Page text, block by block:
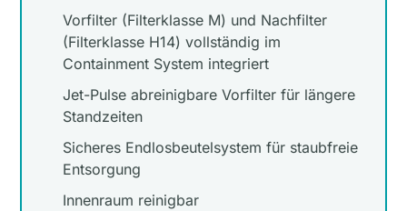
Vorfilter (Filterklasse M) und Nachfilter
(Filterklasse H14) vollständig im
Containment System integriert
Jet-Pulse abreinigbare Vorfilter für längere
Standzeiten
Sicheres Endlosbeutelsystem für staubfreie
Entsorgung
Innenraum reinigbar